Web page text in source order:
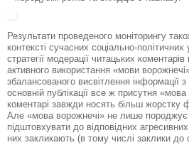
Результати проведеного моніторингу
контексті сучасних соціально-політичних
стратегії модерації читацьких
активного використання «мови
збалансованого висвітлення інформації
основній публікації все ж присутня
коментарі завжди носять більш жорстку
Але «мова ворожнечі» не лише породжує
підштовхувати до відповідних
них закликають (в тому числі заклики до